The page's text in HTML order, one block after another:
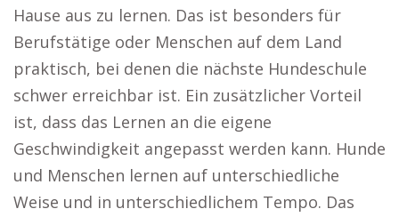
Hause aus zu lernen. Das ist besonders für
Berufstätige oder Menschen auf dem Land
praktisch, bei denen die nächste Hundeschule
schwer erreichbar ist. Ein zusätzlicher Vorteil
ist, dass das Lernen an die eigene
Geschwindigkeit angepasst werden kann. Hunde
und Menschen lernen auf unterschiedliche
Weise und in unterschiedlichem Tempo. Das